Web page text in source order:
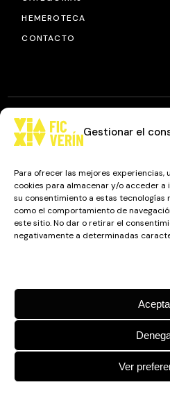
Gestionar el
Para ofrecer las mejores experiencias,
cookies para almacenar y/o acceder
su consentimiento a estas
como el comportamiento de
este sitio. No dar o retirar el
negativamente a determinadas
Ver
HEMEROTECA
CONTACTO
Camino a Balnearios de Sousas
32600, Verín, Ourense